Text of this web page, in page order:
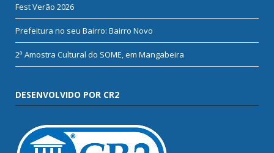
Fest Verão 2026
Prefeitura no seu Bairro: Bairro Novo
2ª Amostra Cultural do SOME, em Mangabeira
DESENVOLVIDO POR CR2